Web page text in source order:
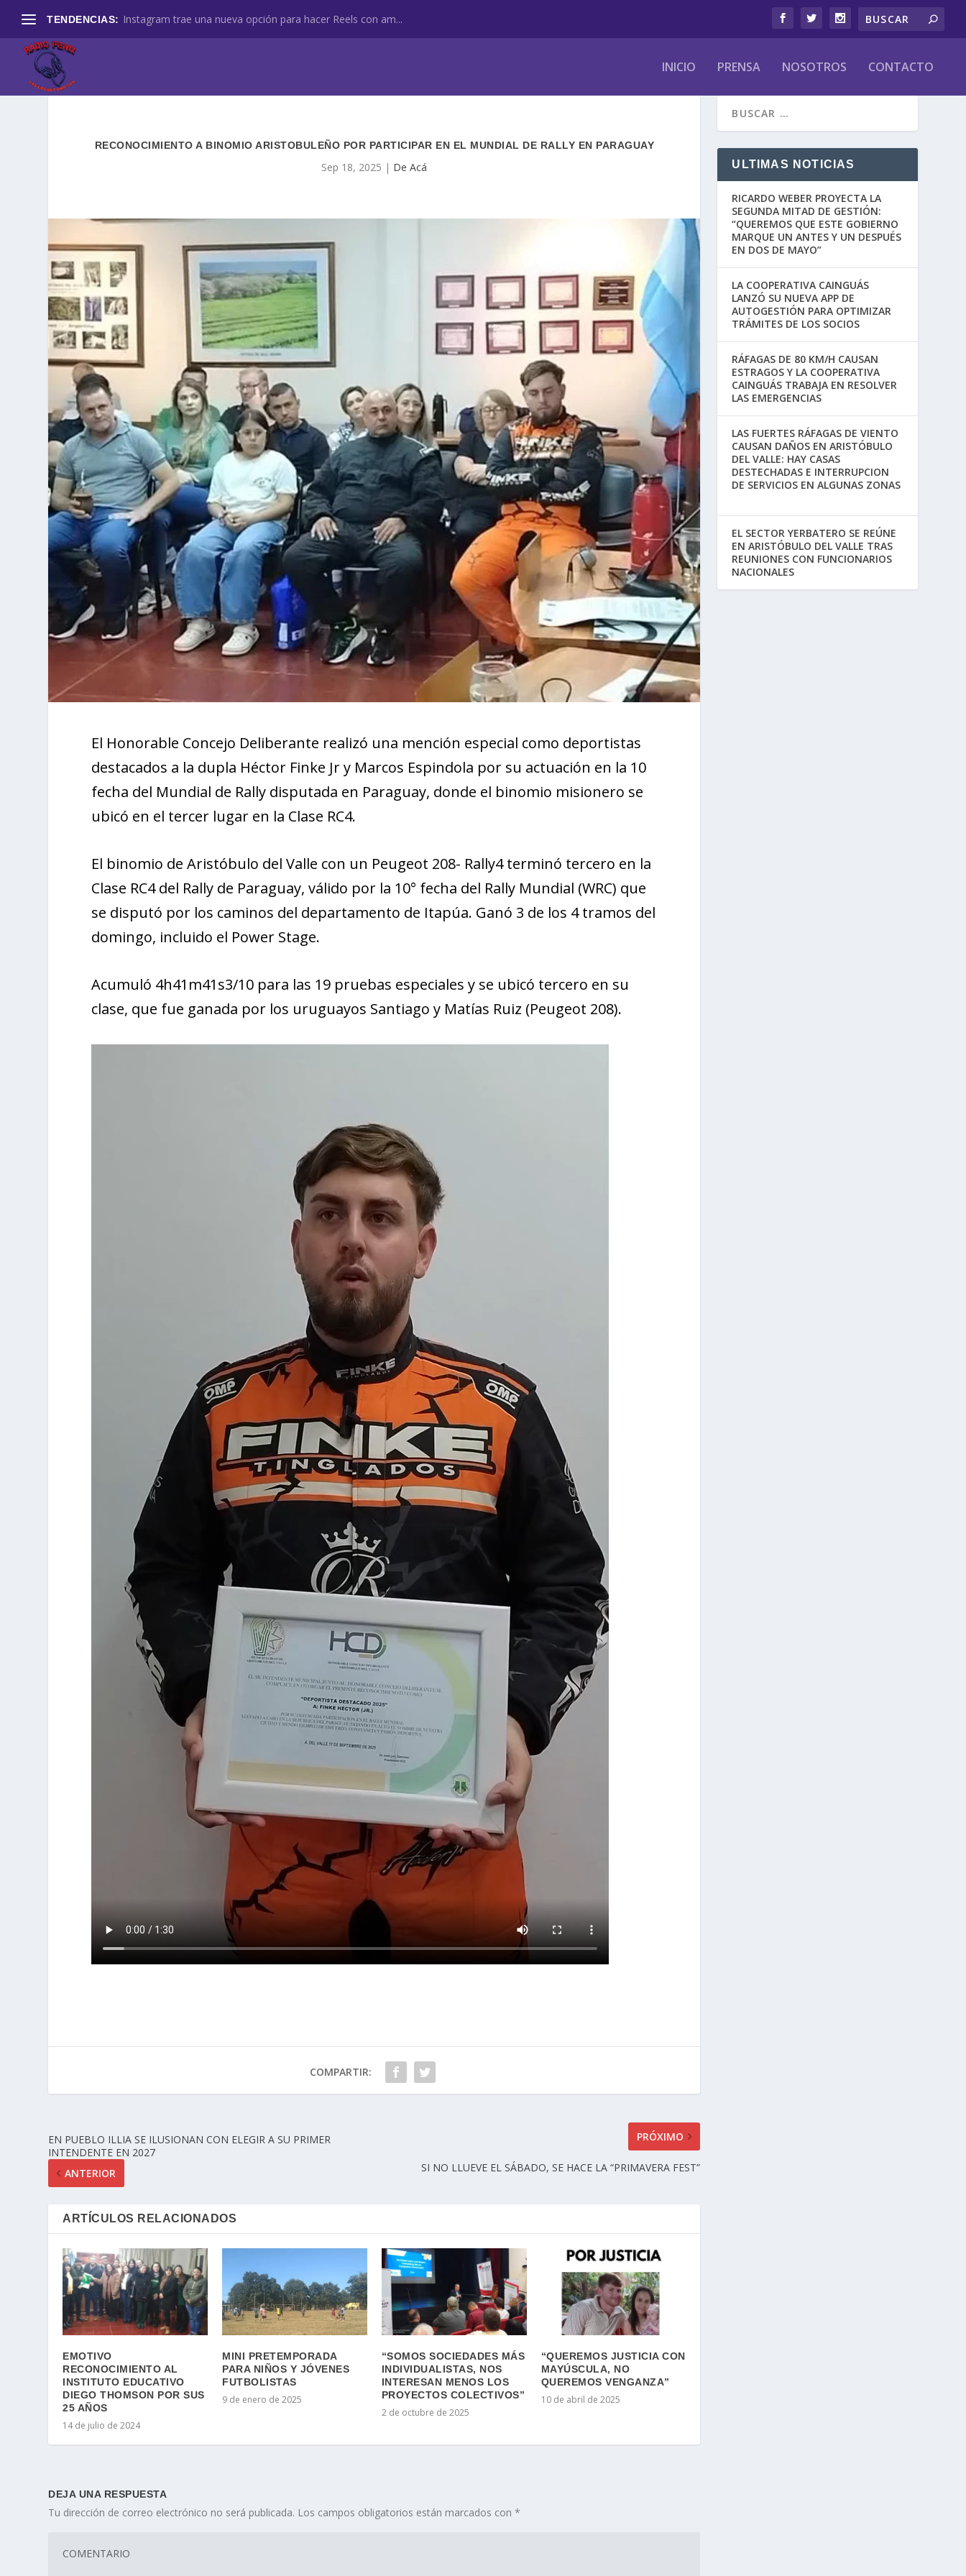
TENDENCIAS: Instagram trae una nueva opción para hacer Reels con am...
INICIO PRENSA NOSOTROS CONTACTO
RECONOCIMIENTO A BINOMIO ARISTOBULEÑO POR PARTICIPAR EN EL MUNDIAL DE RALLY EN PARAGUAY
Sep 18, 2025 | De Acá
El Honorable Concejo Deliberante realizó una mención especial como deportistas
destacados a la dupla Héctor Finke Jr y Marcos Espindola por su actuación en la 10
fecha del Mundial de Rally disputada en Paraguay, donde el binomio misionero se
ubicó en el tercer lugar en la Clase RC4.
El binomio de Aristóbulo del Valle con un Peugeot 208- Rally4 terminó tercero en la
Clase RC4 del Rally de Paraguay, válido por la 10° fecha del Rally Mundial (WRC) que
se disputó por los caminos del departamento de Itapúa. Ganó 3 de los 4 tramos del
domingo, incluido el Power Stage.
Acumuló 4h41m41s3/10 para las 19 pruebas especiales y se ubicó tercero en su
clase, que fue ganada por los uruguayos Santiago y Matías Ruiz (Peugeot 208).
COMPARTIR:
EN PUEBLO ILLIA SE ILUSIONAN CON ELEGIR A SU PRIMER
INTENDENTE EN 2027
ANTERIOR
PRÓXIMO
SI NO LLUEVE EL SÁBADO, SE HACE LA “PRIMAVERA FEST”
ARTÍCULOS RELACIONADOS
EMOTIVO
RECONOCIMIENTO AL
INSTITUTO EDUCATIVO
DIEGO THOMSON POR SUS
25 AÑOS
14 de julio de 2024
MINI PRETEMPORADA
PARA NIÑOS Y JÓVENES
FUTBOLISTAS
9 de enero de 2025
“SOMOS SOCIEDADES MÁS
INDIVIDUALISTAS, NOS
INTERESAN MENOS LOS
PROYECTOS COLECTIVOS”
2 de octubre de 2025
“QUEREMOS JUSTICIA CON
MAYÚSCULA, NO
QUEREMOS VENGANZA”
10 de abril de 2025
DEJA UNA RESPUESTA
Tu dirección de correo electrónico no será publicada. Los campos obligatorios están marcados con*
ULTIMAS NOTICIAS
RICARDO WEBER PROYECTA LA
SEGUNDA MITAD DE GESTIÓN:
“QUEREMOS QUE ESTE GOBIERNO
MARQUE UN ANTES Y UN DESPUÉS
EN DOS DE MAYO”
LA COOPERATIVA CAINGUÁS
LANZÓ SU NUEVA APP DE
AUTOGESTIÓN PARA OPTIMIZAR
TRÁMITES DE LOS SOCIOS
RÁFAGAS DE 80 KM/H CAUSAN
ESTRAGOS Y LA COOPERATIVA
CAINGUÁS TRABAJA EN RESOLVER
LAS EMERGENCIAS
LAS FUERTES RÁFAGAS DE VIENTO
CAUSAN DAÑOS EN ARISTÓBULO
DEL VALLE: HAY CASAS
DESTECHADAS E INTERRUPCION
DE SERVICIOS EN ALGUNAS ZONAS
EL SECTOR YERBATERO SE REÚNE
EN ARISTÓBULO DEL VALLE TRAS
REUNIONES CON FUNCIONARIOS
NACIONALES